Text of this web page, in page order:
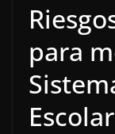
para